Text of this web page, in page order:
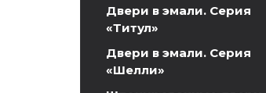
Двери в эмали. Серия
«Титул»
Двери в эмали. Серия
«Шелли»